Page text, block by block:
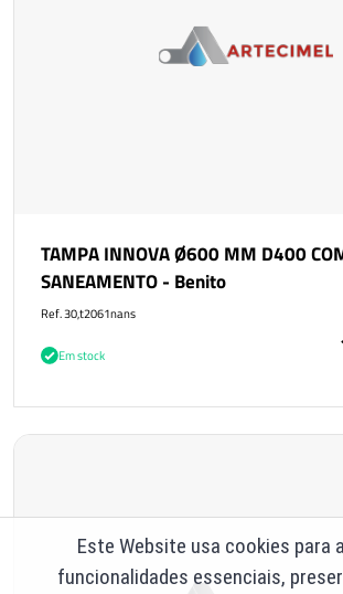
TAMPA INNOVA Ø600 MM D400
SANEAMENTO - Benito
Ref. 30,t2061nans
Em stock
Este Website usa cookies para
funcionalidades essenciais,